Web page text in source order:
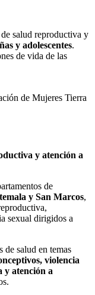
salud reproductiva y
y adolescentes.
de vida de las
de Mujeres Tierra
y atención a
de
y San Marcos,
sexual dirigidos a
de salud en temas
violencia
y atención a